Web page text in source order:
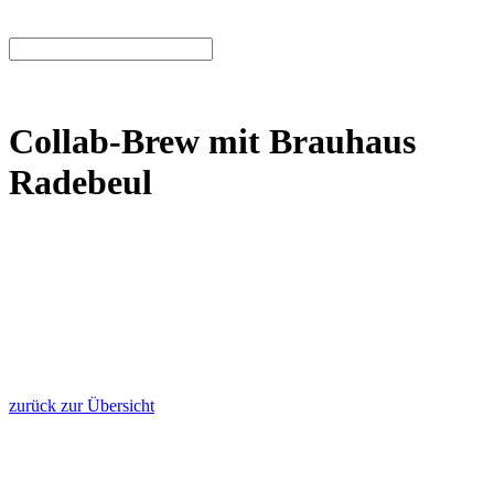
Collab-Brew mit Brauhaus
Radebeul
zurück zur Übersicht